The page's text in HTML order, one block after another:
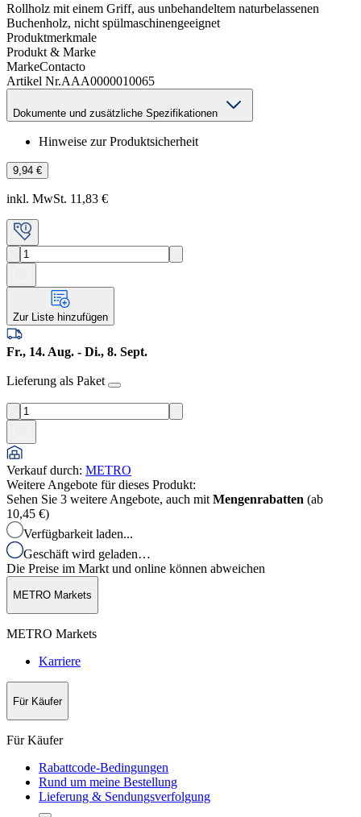
Rollholz mit einem Griff, aus unbehandeltem naturbelassenen
Buchenholz, nicht spülmaschinengeeignet
Produktmerkmale
Produkt & Marke
MarkeContacto
Artikel Nr.AAA0000010065
Dokumente und zusätzliche Spezifikationen
Hinweise zur Produktsicherheit
9,94 €
inkl. MwSt. 11,83 €
Zur Liste hinzufügen
Fr., 14. Aug. - Di., 8. Sept.
Lieferung als Paket
Verkauf durch: METRO
Weitere Angebote für dieses Produkt:
Sehen Sie 3 weitere Angebote, auch mit Mengenrabatten (ab
10,45 €)
Verfügbarkeit laden...
Geschäft wird geladen…
Die Preise im Markt und online können abweichen
METRO Markets
METRO Markets
Karriere
Für Käufer
Für Käufer
Rabattcode-Bedingungen
Rund um meine Bestellung
Lieferung & Sendungsverfolgung